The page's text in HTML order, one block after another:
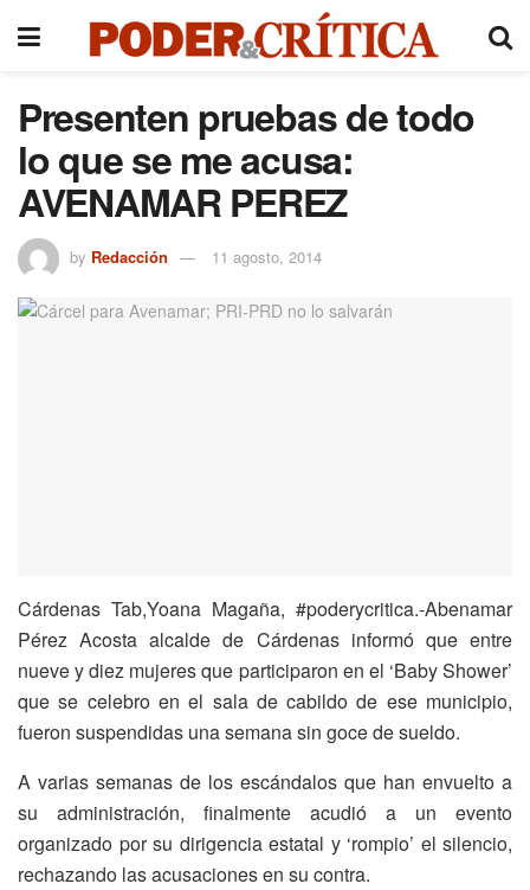
Presenten pruebas de todo
lo que se me acusa:
AVENAMAR PEREZ
by Redacción 11 agosto, 2014
Cárdenas Tab,Yoana Magaña, #poderycritica.-Abenamar
Pérez Acosta alcalde de Cárdenas informó que entre
nueve y diez mujeres que participaron en el ‘Baby Shower’
que se celebro en el sala de cabildo de ese municipio,
fueron suspendidas una semana sin goce de sueldo.
A varias semanas de los escándalos que han envuelto a
su administración, finalmente acudió a un evento
organizado por su dirigencia estatal y ‘rompio’ el silencio,
rechazando las acusaciones en su contra.